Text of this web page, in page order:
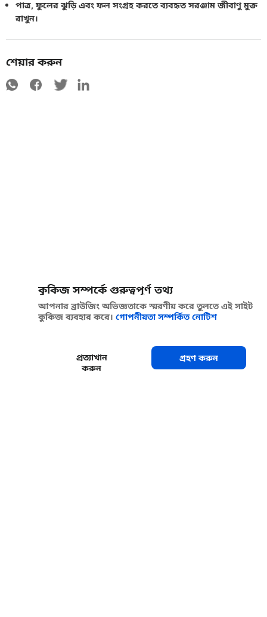
পাত্র, ফুলের ঝুড়ি এবং ফল সংগ্রহ করতে ব্যবহৃত সরঞ্জাম জীবাণু মুক্ত
রাখুন।
শেয়ার করুন
কুকিজ সম্পর্কে গুরুত্বপূর্ণ তথ্য
আপনার ব্রাউজিং অভিজ্ঞতাকে স্মরণীয় করে তুলতে এই সাইট
কুকিজ ব্যবহার করে। গোপনীয়তা সম্পর্কিত নোটিশ
প্রত্যাখান
করুন
গ্রহণ করুন